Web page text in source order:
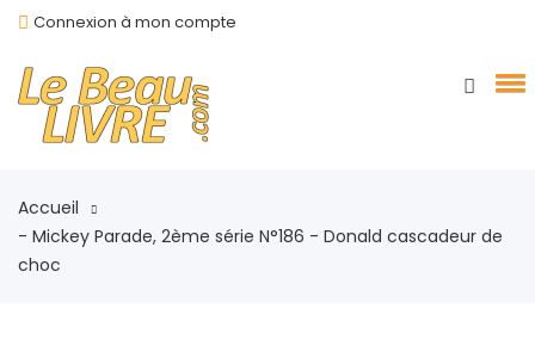
Connexion à mon compte
Accueil
- Mickey Parade, 2ème série N°186 - Donald cascadeur de
choc